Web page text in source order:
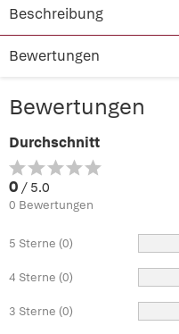
Beschreibung
Bewertungen
Bewertungen
Durchschnitt
0 / 5.0
0 Bewertungen
5 Sterne (0)
4 Sterne (0)
3 Sterne (0)